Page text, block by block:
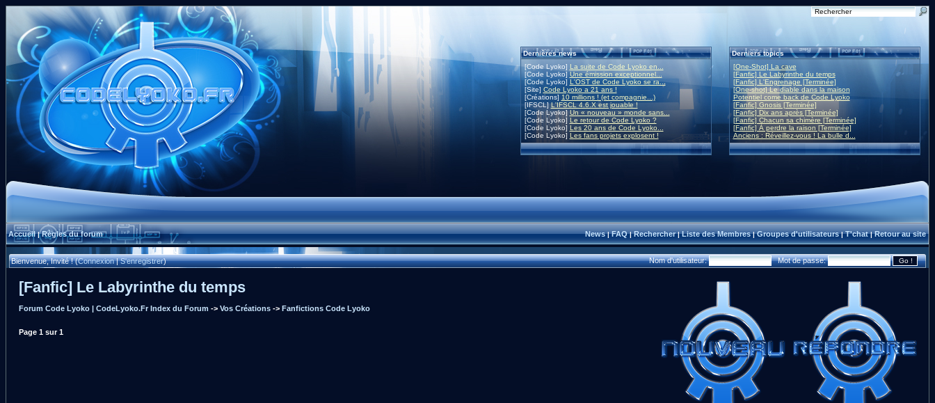
Dernières news
[Code Lyoko] La suite de Code Lyoko en...
[Code Lyoko]Une émission exceptionnel...
[Code Lyoko] L'OST de Code Lyoko se ra...
[Site] Code Lyoko a 21 ans !
[Créations] 10 millions ! (et compagnie...)
[IFSCL]L'IFSCL 4.6.X est jouable !
[Code Lyoko] Un « nouveau » monde sans...
[Code Lyoko] Le retour de Code Lyoko ?
[Code Lyoko] Les 20 ans de Code Lyoko...
[Code Lyoko] Les fans projets explosent !
Derniers topics
[One-Shot] La cave
[Fanfic] Le Labyrinthe du temps
[Fanfic] L'Engrenage [Terminée]
[One-shot] Le diable dans la maison
Potentiel come back de Code Lyoko
[Fanfic] Gnosis [Terminée]
[Fanfic] Dix ans après [Terminée]
[Fanfic] Chacun sa chimère [Terminée]
[Fanfic] À perdre la raison [Terminée]
Anciens : Réveillez-vous ! La bulle d...
Accueil|Règles du forum News|FAQ|Rechercher|Liste des Membres|Groupes d'utilisateurs|T'chat|Retour au site
Bienvenue, Invité ! (Connexion|S'enregistrer) Nom d'utilisateur: Mot de passe:
[Fanfic] Le Labyrinthe du temps
Forum Code Lyoko | CodeLyoko.Fr Index du Forum -> Vos Créations-> Fanfictions Code Lyoko
Page 1sur1